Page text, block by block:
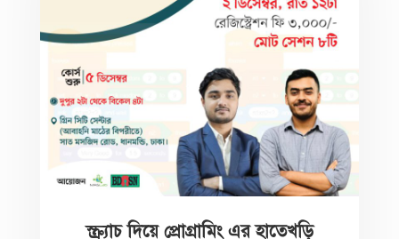
স্ক্র্যাচ দিয়ে প্রোগ্রামিং এর হাতেখড়ি